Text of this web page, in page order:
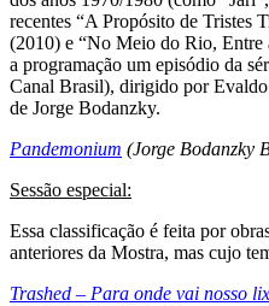
recentes “A Propósito de Tristes
(2010) e “No Meio do Rio, Entre
a programação um episódio da
Canal Brasil), dirigido por
de Jorge Bodanzky.
Pandemonium (Jorge Bodanzky
Sessão especial:
Essa classificação é feita por
anteriores da Mostra, mas cujo
Trashed – Para onde vai nosso